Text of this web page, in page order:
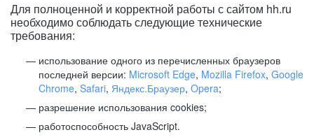
Для полноценной и корректной работы с сайтом hh.ru
необходимо соблюдать следующие технические
требования:
использование одного из перечисленных браузеров
последней версии: Microsoft Edge, Mozilla Firefox, Google
Chrome, Safari, Яндекс.Браузер, Opera;
разрешение использования cookies;
работоспособность JavaScript.